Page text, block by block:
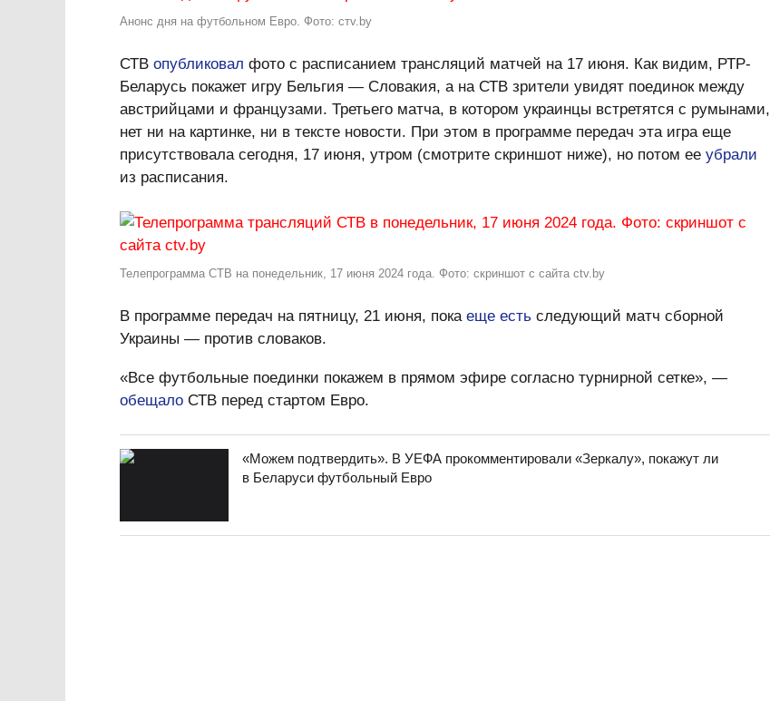
Анонс дня на футбольном Евро. Фото: стv.by
СТВ опубликовал фото с расписанием трансляций матчей на 17 июня. Как видим, РТР-
Беларусь покажет игру Бельгия — Словакия, а на СТВ зрители увидят поединок между
австрийцами и французами. Третьего матча, в котором украинцы встретятся с румынами,
нет ни на картинке, ни в тексте новости. При этом в программе передач эта игра еще
присутствовала сегодня, 17 июня, утром (смотрите скриншот ниже), но потом ее убрали
из расписания.
Телепрограмма СТВ на понедельник, 17 июня 2024 года. Фото: скриншот с сайта ctv.by
В программе передач на пятницу, 21 июня, пока еще есть следующий матч сборной
Украины — против словаков.
«Все футбольные поединки покажем в прямом эфире согласно турнирной сетке», —
обещало СТВ перед стартом Евро.
«Можем подтвердить». В УЕФА прокомментировали «Зеркалу», покажут ли
в Беларуси футбольный Евро